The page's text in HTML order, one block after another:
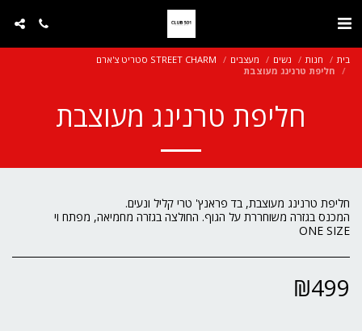
בית חנות נשים מעצבים
STREET CHARM סטריט צ'ארם
חליפת טרנינג מעוצבת
חליפת טרנינג מעוצבת
ONE SIZE
₪499